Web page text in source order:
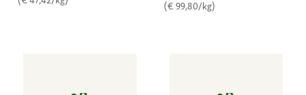
(€ 99,80/kg)